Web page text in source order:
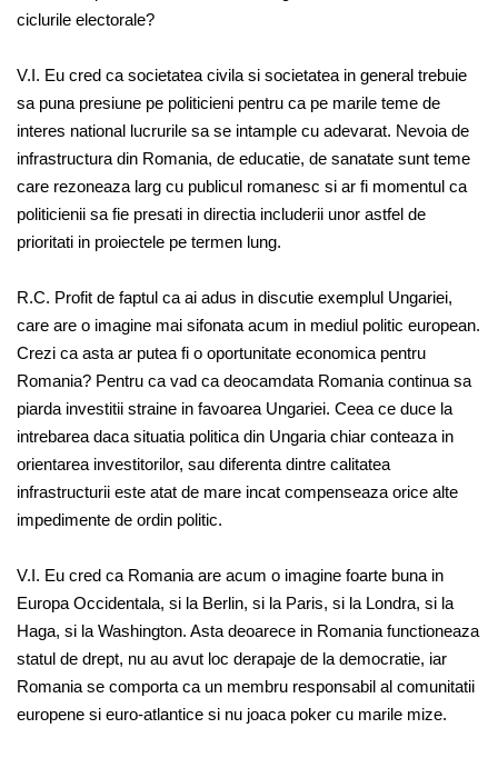
ciclurile electorale?
V.I. Eu cred ca societatea civila si societatea in general trebuie
sa puna presiune pe politicieni pentru ca pe marile teme de
interes national lucrurile sa se intample cu adevarat. Nevoia de
infrastructura din Romania, de educatie, de sanatate sunt teme
care rezoneaza larg cu publicul romanesc si ar fi momentul ca
politicienii sa fie presati in directia includerii unor astfel de
prioritati in proiectele pe termen lung.
R.C. Profit de faptul ca ai adus in discutie exemplul Ungariei,
care are o imagine mai sifonata acum in mediul politic european.
Crezi ca asta ar putea fi o oportunitate economica pentru
Romania? Pentru ca vad ca deocamdata Romania continua sa
piarda investitii straine in favoarea Ungariei. Ceea ce duce la
intrebarea daca situatia politica din Ungaria chiar conteaza in
orientarea investitorilor, sau diferenta dintre calitatea
infrastructurii este atat de mare incat compenseaza orice alte
impedimente de ordin politic.
V.I. Eu cred ca Romania are acum o imagine foarte buna in
Europa Occidentala, si la Berlin, si la Paris, si la Londra, si la
Haga, si la Washington. Asta deoarece in Romania functioneaza
statul de drept, nu au avut loc derapaje de la democratie, iar
Romania se comporta ca un membru responsabil al comunitatii
europene si euro-atlantice si nu joaca poker cu marile mize.